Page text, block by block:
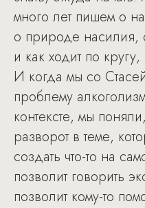
много лет пишем о
о природе насилия,
и как ходит по
И когда мы со
проблему
контексте, мы
разворот в теме,
создать что-то на
позволит говорить
позволит кому-то